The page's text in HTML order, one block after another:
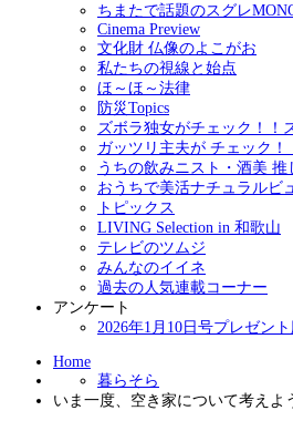
ちまたで話題のスグレ
Cinema Preview
文化財 仏像のよこがお
私たちの視線と始点
ほ～ほ～法律
防災Topics
ズボラ独女がチェック！！
ガッツリ主夫が チェック
うちの飲みニスト・酒美 推
おうちで美活ナチュラルビ
トピックス
LIVING Selection in 和歌山
テレビのツムジ
みんなのイイネ
過去の人気連載コーナー
アンケート
2026年1月10日号プレゼン
Home
暮らそら
いま一度、空き家について考え